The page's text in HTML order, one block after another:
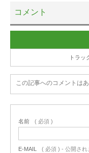
コメント
トラッ
この記事へのコメントはあ
名前 ( 必須 )
E-MAIL ( 必須 ) - 公開され